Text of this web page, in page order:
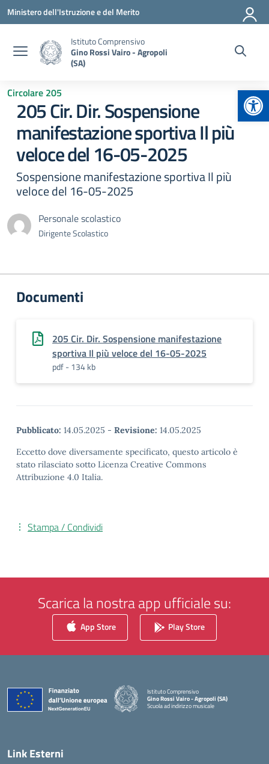
Vai ai contenuti
Vai al menu di navigazione
Vai al footer
Ministero dell'Istruzione e del Merito
Istituto Comprensivo
Gino Rossi Vairo - Agropoli
(SA)
Circolare 205
205 Cir. Dir. Sospensione
manifestazione sportiva Il più
veloce del 16-05-2025
Sospensione manifestazione sportiva Il più
veloce del 16-05-2025
Personale scolastico
Dirigente Scolastico
Documenti
205 Cir. Dir. Sospensione manifestazione
sportiva Il più veloce del 16-05-2025
pdf - 134 kb
Pubblicato: 14.05.2025 - Revisione: 14.05.2025
Eccetto dove diversamente specificato, questo articolo è
stato rilasciato sotto Licenza Creative Commons
Attribuzione 4.0 Italia.
Stampa / Condividi
Scarica la nostra app ufficiale su:
App Store Play Store
Istituto Comprensivo
Gino Rossi Vairo - Agropoli (SA)
Scuola ad indirizzo musicale
Link Esterni